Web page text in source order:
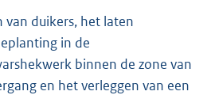
van duikers, het laten
in de
binnen de zone van
en het verleggen van een